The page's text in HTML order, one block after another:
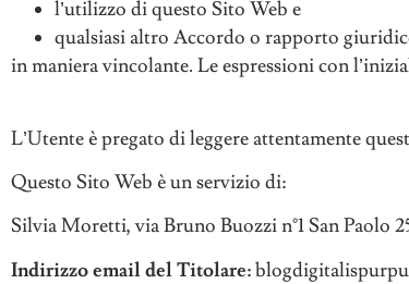
l’utilizzo di questo Sito Web e
qualsiasi altro Accordo o rapporto
in maniera vincolante. Le espressioni con
L’Utente è pregato di leggere attentamente
Questo Sito Web è un servizio di:
Silvia Moretti, via Bruno Buozzi n°1 San Paolo
Indirizzo email del Titolare: